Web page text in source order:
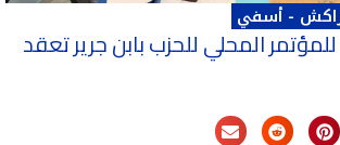
- أسفي
المحلي للحزب بابن جرير تعقد